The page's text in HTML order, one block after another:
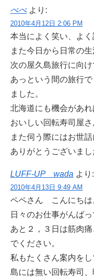
ぺぺ より:
2010年4月12日 2:06 PM
本当によく笑い、よく
また今日から日常の
次の屋久島旅行に向
あっという間の旅行
ました。
北海道にも機会があれ
おいしい回転寿司屋
また伺う際にはお世話
ありがとうございまし
LUFF-UP wada より:
2010年4月13日 9:49 AM
ペペさん こんにちは
日々のお仕事がんばっ
あと２，３日は筋肉
でください。
私もたくさん案内をし
島には無い回転寿司